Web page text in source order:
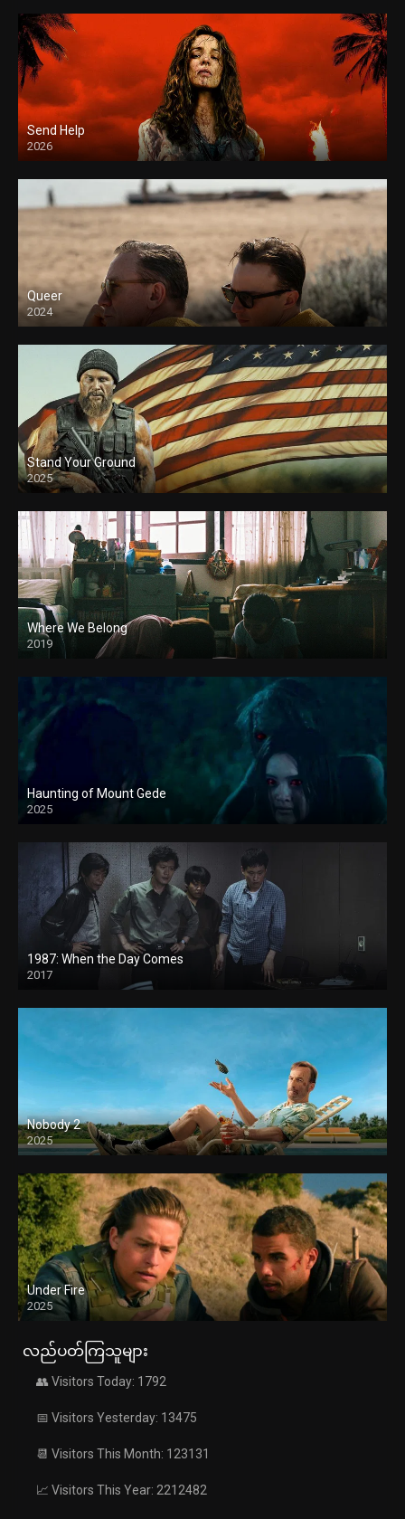
Send Help
2026
Queer
2024
Stand Your Ground
2025
Where We Belong
2019
Haunting of Mount Gede
2025
1987: When the Day Comes
2017
Nobody 2
2025
Under Fire
2025
လည်ပတ်ကြသူများ
👥 Visitors Today: 1792
📅 Visitors Yesterday: 13475
📆 Visitors This Month: 123131
📈 Visitors This Year: 2212482